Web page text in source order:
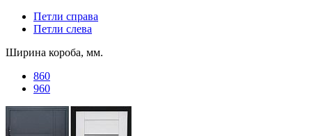
Петли справа
Петли слева
Ширина короба, мм.
860
960